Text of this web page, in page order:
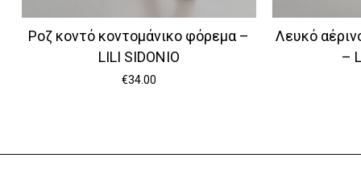
Ροζ κοντό κοντομάνικο φόρεμα –
LILI SIDONIO
€34.00
Λευκό
–